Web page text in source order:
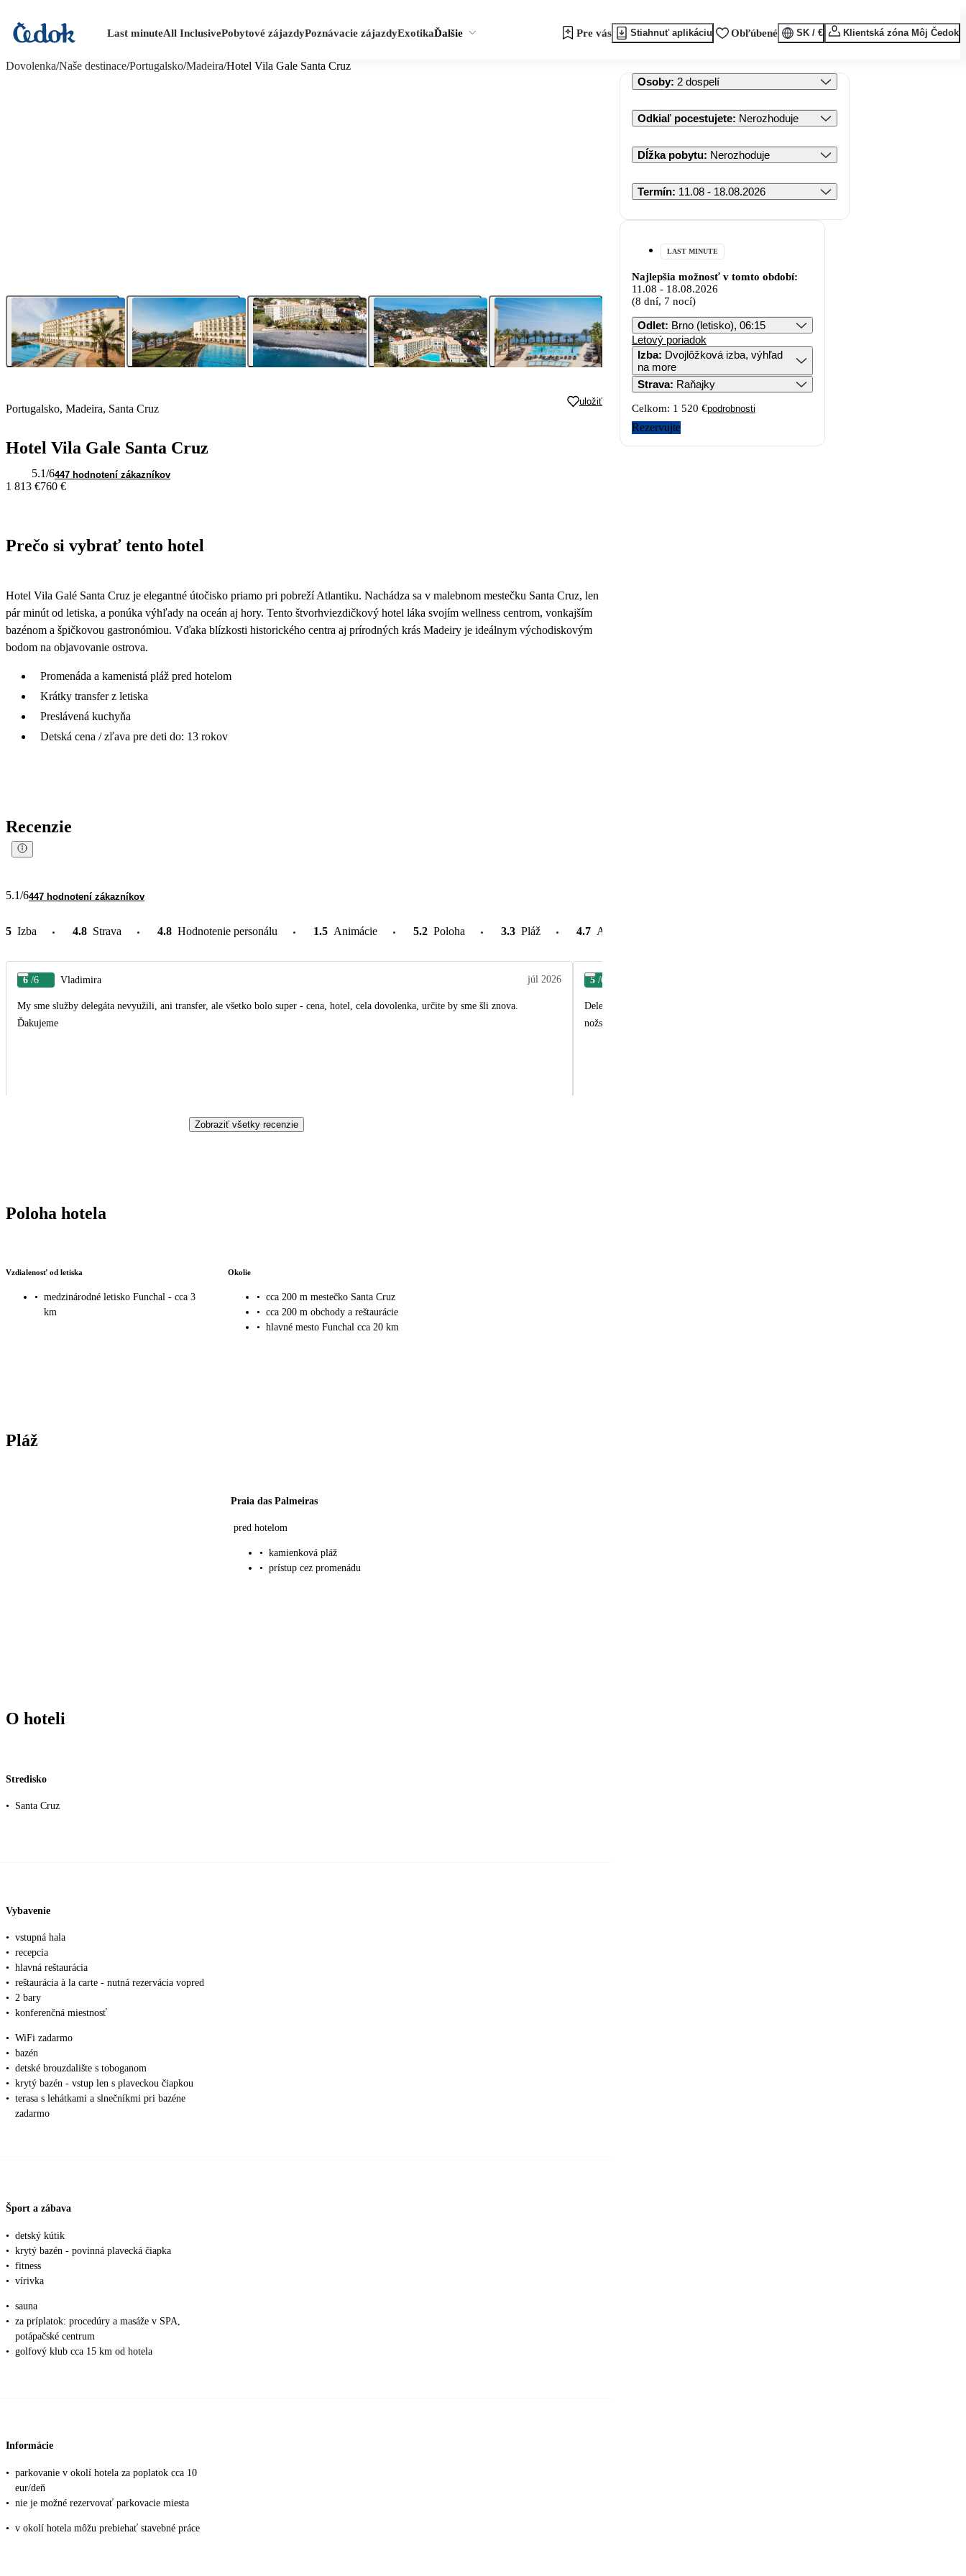
Last minuteAll InclusivePobytové zájazdyPoznávacie zájazdyExotikaĎalšie Pre vás Stiahnuť aplikáciu Obľúbené SK / € Klientská zóna Môj Čedok
Dovolenka/Naše destinace/Portugalsko/Madeira/Hotel Vila Gale Santa Cruz
Portugalsko, Madeira, Santa Cruz
uložiť
Hotel Vila Gale Santa Cruz
5.1/6447 hodnotení zákazníkov
1 813 €760 €
Prečo si vybrať tento hotel
Hotel Vila Galé Santa Cruz je elegantné útočisko priamo pri pobreží Atlantiku. Nachádza sa v malebnom mestečku Santa Cruz, len
pár minút od letiska, a ponúka výhľady na oceán aj hory. Tento štvorhviezdičkový hotel láka svojím wellness centrom, vonkajším
bazénom a špičkovou gastronómiou. Vďaka blízkosti historického centra aj prírodných krás Madeiry je ideálnym východiskovým
bodom na objavovanie ostrova.
Promenáda a kamenistá pláž pred hotelom
Krátky transfer z letiska
Preslávená kuchyňa
Detská cena / zľava pre deti do: 13 rokov
Recenzie
5.1/6447 hodnotení zákazníkov
5 Izba 4.8 Strava 4.8 Hodnotenie personálu 1.5 Animácie 5.2 Poloha 3.3 Pláž 4.7 Atrakcie v okolí
6 /6 Vladimira júl 2026
My sme služby delegáta nevyužili, ani transfer, ale všetko bolo super - cena, hotel, cela dovolenka, určite by sme šli znova.
Ďakujeme
5 /6
Delegátka Bianka Karafiátová byla velice šíkovná a i díky ní byl náš pobyt bezproblémový.
nožství návrhů a rad co během naší dovolené podniknout.
Zobraziť všetky recenzie
Poloha hotela
Vzdialenosť od letiska
• medzinárodné letisko Funchal - cca 3
km
Okolie
• cca 200 m mestečko Santa Cruz
• cca 200 m obchody a reštaurácie
• hlavné mesto Funchal cca 20 km
Pláž
Praia das Palmeiras
pred hotelom
• kamienková pláž
• prístup cez promenádu
O hoteli
Stredisko
• Santa Cruz
Vybavenie
• vstupná hala
• recepcia
• hlavná reštaurácia
• reštaurácia à la carte - nutná rezervácia vopred
• 2 bary
• konferenčná miestnosť
• WiFi zadarmo
• bazén
• detské brouzdalište s toboganom
• krytý bazén - vstup len s plaveckou čiapkou
• terasa s lehátkami a slnečníkmi pri bazéne
zadarmo
Šport a zábava
• detský kútik
• krytý bazén - povinná plavecká čiapka
• fitness
• vírivka
• sauna
• za príplatok: procedúry a masáže v SPA,
potápačské centrum
• golfový klub cca 15 km od hotela
Informácie
• parkovanie v okolí hotela za poplatok cca 10
eur/deň
• nie je možné rezervovať parkovacie miesta
• v okolí hotela môžu prebiehať stavebné práce
Osoby: 2 dospelí
Odkiaľ pocestujete: Nerozhoduje
Dĺžka pobytu: Nerozhoduje
Termín: 11.08 - 18.08.2026
LAST MINUTE
Najlepšia možnosť v tomto období:
11.08 - 18.08.2026
(8 dní, 7 nocí)
Odlet: Brno (letisko), 06:15
Letový poriadok
Izba: Dvojlôžková izba, výhľad
na more
Strava: Raňajky
Celkom: 1 520 €podrobnosti
Rezervujte